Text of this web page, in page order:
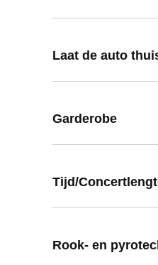
Laat de auto
Garderobe
Tijd/
Rook- en